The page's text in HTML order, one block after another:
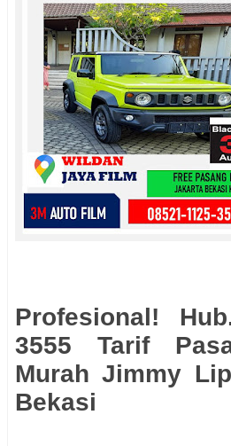
Profesional!
3555 Tarif
Murah Jimmy
Bekasi